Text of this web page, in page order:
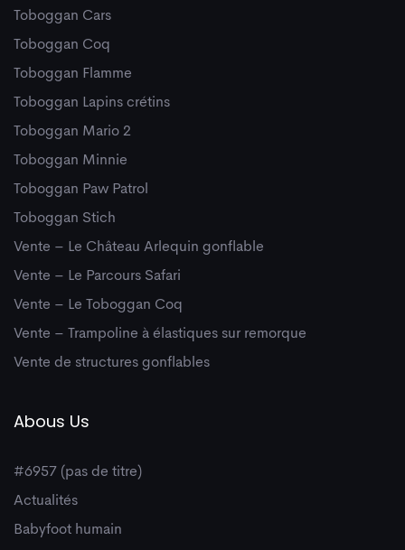
Toboggan Cars
Toboggan Coq
Toboggan Flamme
Toboggan Lapins crétins
Toboggan Mario 2
Toboggan Minnie
Toboggan Paw Patrol
Toboggan Stich
Vente – Le Château Arlequin gonflable
Vente – Le Parcours Safari
Vente – Le Toboggan Coq
Vente – Trampoline à élastiques sur remorque
Vente de structures gonflables
Abous Us
#6957 (pas de titre)
Actualités
Babyfoot humain